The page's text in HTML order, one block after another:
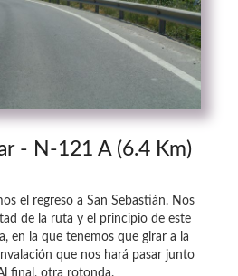
- N-121 A (6.4 Km)
el regreso a San Sebastián. Nos
de la ruta y el principio de este
en la que tenemos que girar a la
que nos hará pasar junto
final, otra rotonda.